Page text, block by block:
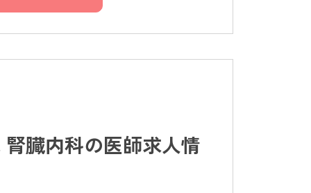
臓内科の医師求人情